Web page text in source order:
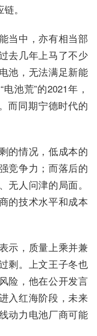
。
当中，亦有相当部
去几年上马了不少
池，无法满足新能
池荒”的2021年，
而同期宁德时代的
的情况，低成本的
竞争力；而落后的
无人问津的局面。
的技术水平和成本
示，质量上乘并兼
剩。上文王子冬也
险，他在公开发言
入红海阶段，未来
动力电池厂商可能